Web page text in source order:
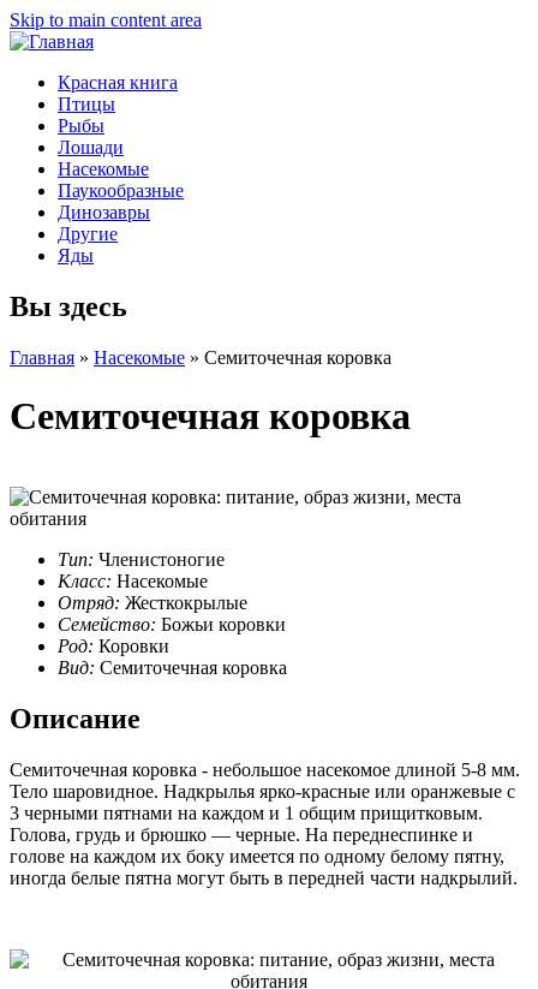
Skip to main content area
Красная книга
Птицы
Рыбы
Лошади
Насекомые
Паукообразные
Динозавры
Другие
Яды
Вы здесь
Главная » Насекомые » Семиточечная коровка
Семиточечная коровка
Тип: Членистоногие
Класс: Насекомые
Отряд: Жесткокрылые
Семейство: Божьи коровки
Род: Коровки
Вид: Семиточечная коровка
Описание
Семиточечная коровка - небольшое насекомое длиной 5-8 мм.
Тело шаровидное. Надкрылья ярко-красные или оранжевые с
3 черными пятнами на каждом и 1 общим прищитковым.
Голова, грудь и брюшко — черные. На переднеспинке и
голове на каждом их боку имеется по одному белому пятну,
иногда белые пятна могут быть в передней части надкрылий.